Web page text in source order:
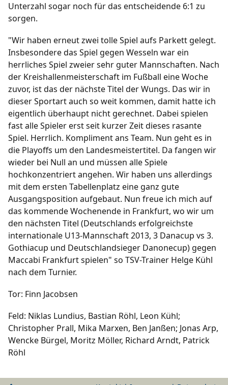
Unterzahl sogar noch für das entscheidende 6:1 zu
sorgen.
"Wir haben erneut zwei tolle Spiel aufs Parkett gelegt.
Insbesondere das Spiel gegen Wesseln war ein
herrliches Spiel zweier sehr guter Mannschaften. Nach
der Kreishallenmeisterschaft im Fußball eine Woche
zuvor, ist das der nächste Titel der Wungs. Das wir in
dieser Sportart auch so weit kommen, damit hatte ich
eigentlich überhaupt nicht gerechnet. Dabei spielen
fast alle Spieler erst seit kurzer Zeit dieses rasante
Spiel. Herrlich. Kompliment ans Team. Nun geht es in
die Playoffs um den Landesmeistertitel. Da fangen wir
wieder bei Null an und müssen alle Spiele
hochkonzentriert angehen. Wir haben uns allerdings
mit dem ersten Tabellenplatz eine ganz gute
Ausgangsposition aufgebaut. Nun freue ich mich auf
das kommende Wochenende in Frankfurt, wo wir um
den nächsten Titel (Deutschlands erfolgreichste
internationale U13-Mannschaft 2013, 3 Danacup vs 3.
Gothiacup und Deutschlandsieger Danonecup) gegen
Maccabi Frankfurt spielen" so TSV-Trainer Helge Kühl
nach dem Turnier.
Tor: Finn Jacobsen
Feld: Niklas Lundius, Bastian Röhl, Leon Kühl;
Christopher Prall, Mika Marxen, Ben Janßen; Jonas Arp,
Wencke Bürgel, Moritz Möller, Richard Arndt, Patrick
Röhl